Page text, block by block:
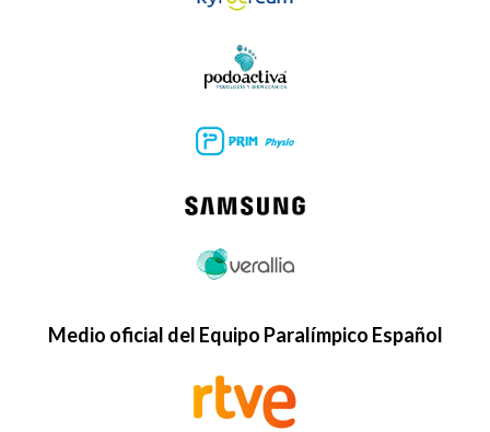
Medio oficial del Equipo Paralímpico Español